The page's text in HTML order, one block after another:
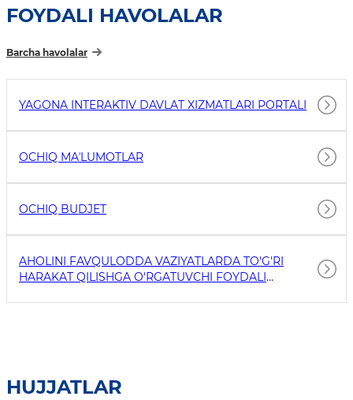
FOYDALI HAVOLALAR
Barcha havolalar
YAGONA INTERAKTIV DAVLAT XIZMATLARI PORTALI
OCHIQ MAʼLUMOTLAR
OCHIQ BUDJET
AHOLINI FAVQULODDA VAZIYATLARDA TO'G'RI
HARAKAT QILISHGA O'RGATUVCHI FOYDALI
HUJJATLAR